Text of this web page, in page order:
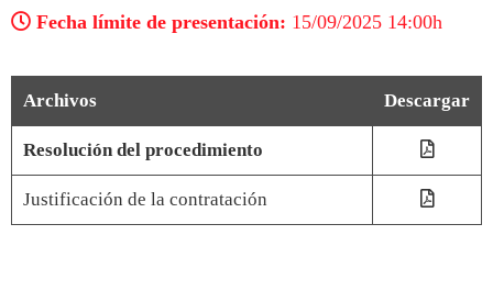
Fecha límite de presentación: 15/09/2025 14:00h
Archivos Descargar
Resolución del procedimiento
Justificación de la contratación